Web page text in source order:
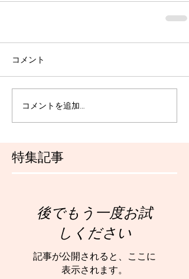
特集記事
コメント
コメントを追加…
後でもう一度お試
しください
記事が公開されると、ここに
表示されます。